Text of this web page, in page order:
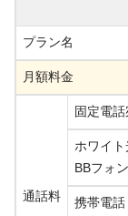
プラン名
月額料金
通話料
固定電話
ホワイ
BBフォ
携帯電話